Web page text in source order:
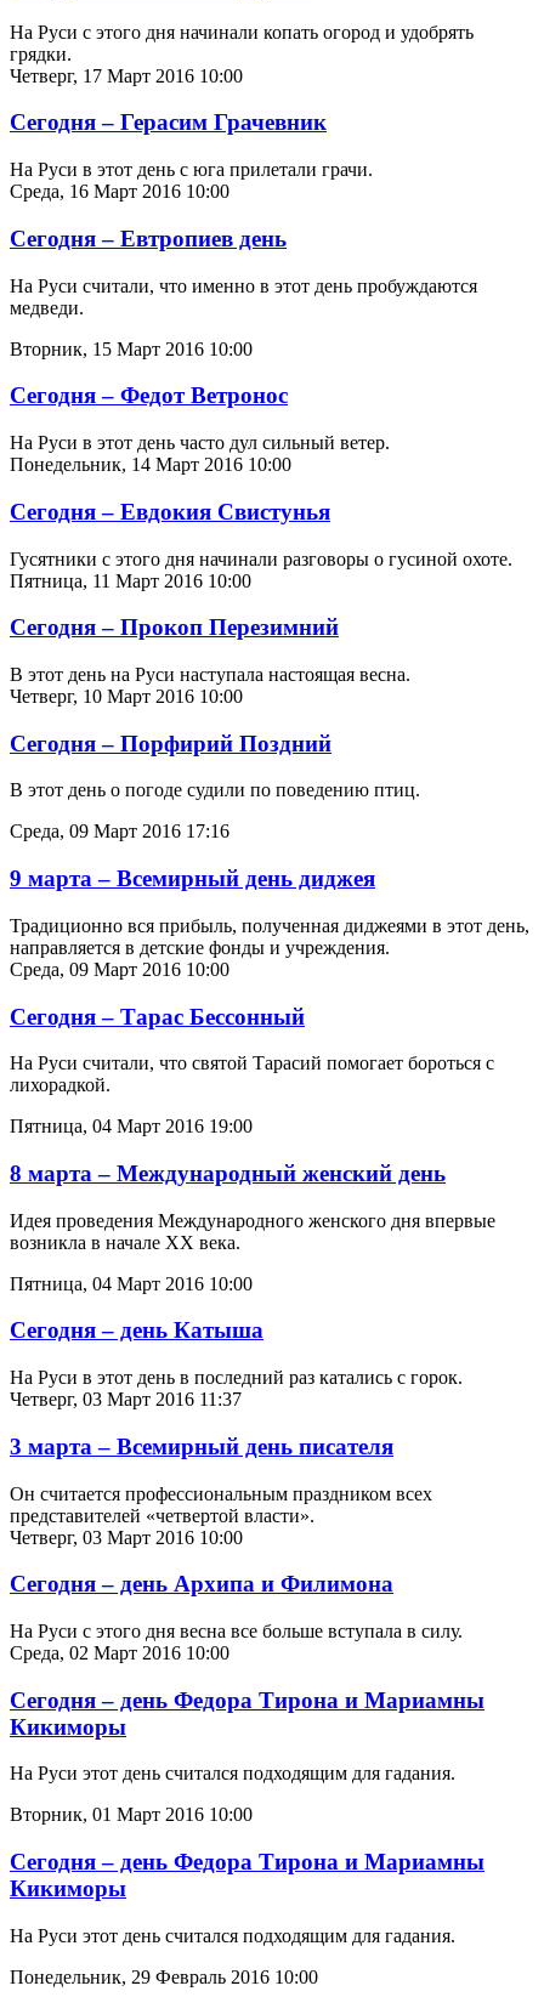
На Руси с этого дня начинали копать огород и удобрять
грядки.
Четверг, 17 Март 2016 10:00
Сегодня – Герасим Грачевник
На Руси в этот день с юга прилетали грачи.
Среда, 16 Март 2016 10:00
Сегодня – Евтропиев день
На Руси считали, что именно в этот день пробуждаются
медведи.
Вторник, 15 Март 2016 10:00
Сегодня – Федот Ветронос
На Руси в этот день часто дул сильный ветер.
Понедельник, 14 Март 2016 10:00
Сегодня – Евдокия Свистунья
Гусятники с этого дня начинали разговоры о гусиной охоте.
Пятница, 11 Март 2016 10:00
Сегодня – Прокоп Перезимний
В этот день на Руси наступала настоящая весна.
Четверг, 10 Март 2016 10:00
Сегодня – Порфирий Поздний
В этот день о погоде судили по поведению птиц.
Среда, 09 Март 2016 17:16
9 марта – Всемирный день диджея
Традиционно вся прибыль, полученная диджеями в этот день,
направляется в детские фонды и учреждения.
Среда, 09 Март 2016 10:00
Сегодня – Тарас Бессонный
На Руси считали, что святой Тарасий помогает бороться с
лихорадкой.
Пятница, 04 Март 2016 19:00
8 марта – Международный женский день
Идея проведения Международного женского дня впервые
возникла в начале XX века.
Пятница, 04 Март 2016 10:00
Сегодня – день Катыша
На Руси в этот день в последний раз катались с горок.
Четверг, 03 Март 2016 11:37
3 марта – Всемирный день писателя
Он считается профессиональным праздником всех
представителей «четвертой власти».
Четверг, 03 Март 2016 10:00
Сегодня – день Архипа и Филимона
На Руси с этого дня весна все больше вступала в силу.
Среда, 02 Март 2016 10:00
Сегодня – день Федора Тирона и Мариамны
Кикиморы
На Руси этот день считался подходящим для гадания.
Вторник, 01 Март 2016 10:00
Сегодня – день Федора Тирона и Мариамны
Кикиморы
На Руси этот день считался подходящим для гадания.
Понедельник, 29 Февраль 2016 10:00